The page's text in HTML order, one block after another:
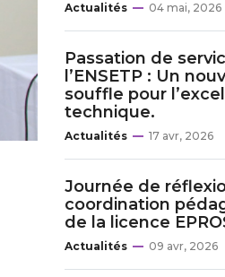
Actualités 04 mai, 2026
Passation de
l’ENSETP : Un
souffle pour
technique.
Actualités 17 avr, 2026
Journée de
coordination
de la licence
Actualités 09 avr, 2026